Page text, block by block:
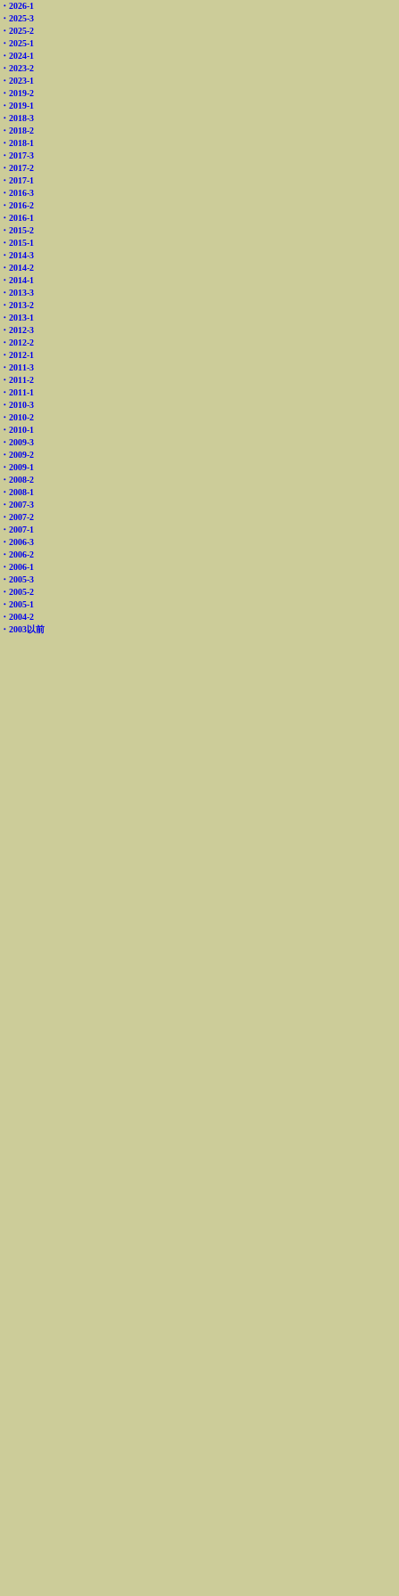
・2026-1
・2025-3
・2025-2
・2025-1
・2024-1
・2023-2
・2023-1
・2019-2
・2019-1
・2018-3
・2018-2
・2018-1
・2017-3
・2017-2
・2017-1
・2016-3
・2016-2
・2016-1
・2015-2
・2015-1
・2014-3
・2014-2
・2014-1
・2013-3
・2013-2
・2013-1
・2012-3
・2012-2
・2012-1
・2011-3
・2011-2
・2011-1
・2010-3
・2010-2
・2010-1
・2009-3
・2009-2
・2009-1
・2008-2
・2008-1
・2007-3
・2007-2
・2007-1
・2006-3
・2006-2
・2006-1
・2005-3
・2005-2
・2005-1
・2004-2
・2003以前